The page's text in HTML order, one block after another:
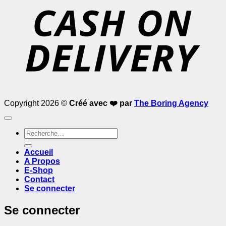
Copyright 2026 © Créé avec ❤️ par The Boring Agency
Recherche
pour :
Accueil
A Propos
E-Shop
Contact
Se connecter
Se connecter